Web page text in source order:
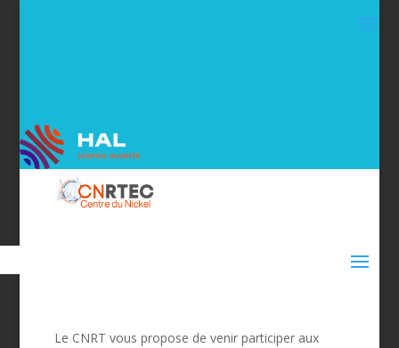
Le CNRT vous propose de venir participer aux